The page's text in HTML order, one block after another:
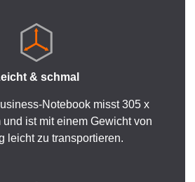
& schmal
Notebook misst 305 x
und ist mit einem Gewicht von
leicht zu transportieren.